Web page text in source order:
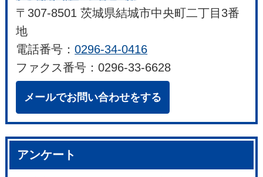
〒307-8501 茨城県結城市中央町二丁目3番
地
電話番号：0296-34-0416
ファクス番号：0296-33-6628
メールでお問い合わせをする
アンケート